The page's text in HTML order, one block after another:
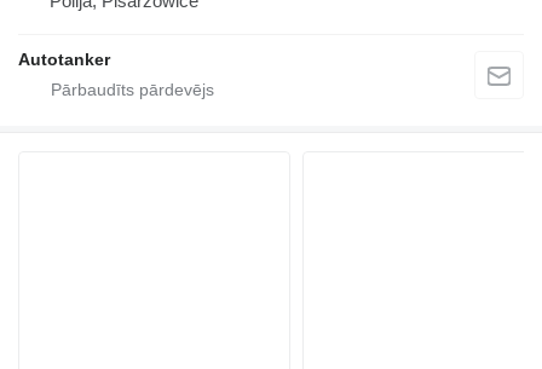
Autotanker